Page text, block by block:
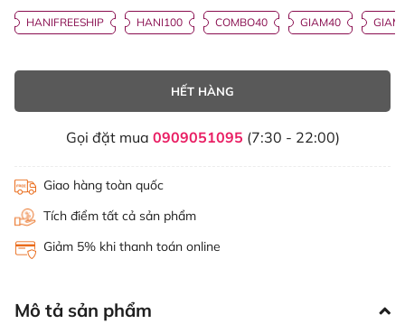
HANIFREESHIP HANI100 COMBO40 GIAM40
HẾT HÀNG
Gọi đặt mua 0909051095 (7:30 - 22:00)
Giao hàng toàn quốc
Tích điểm tất cả sản phẩm
Giảm 5% khi thanh toán online
Mô tả sản phẩm